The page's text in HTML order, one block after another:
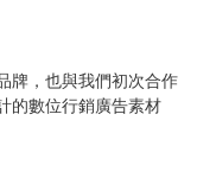
牌，也與我們初次合作
的數位行銷廣告素材